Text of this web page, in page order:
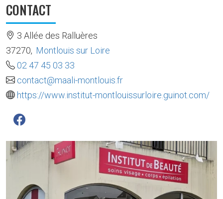
CONTACT
3 Allée des Ralluères
37270, Montlouis sur Loire
02 47 45 03 33
contact@maali-montlouis.fr
https://www.institut-montlouissurloire.guinot.com/